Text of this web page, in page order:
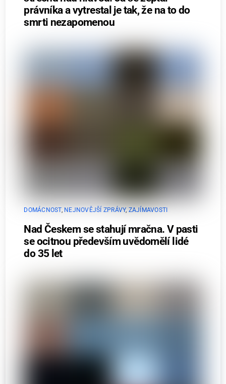
právníka a vytrestal je tak, že na to do
smrti nezapomenou
DOMÁCNOST, NEJNOVĚJŠÍ ZPRÁVY, ZAJÍMAVOSTI
Nad Českem se stahují mračna. V pasti
se ocitnou především uvědomělí lidé
do 35 let